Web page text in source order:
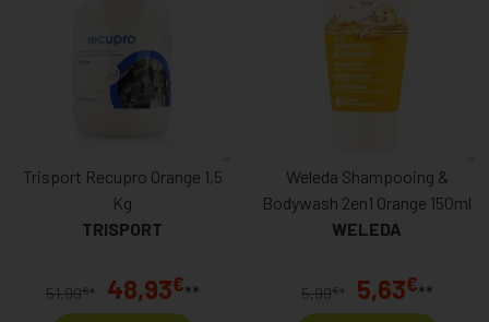
Trisport Recupro Orange 1,5
Kg
TRISPORT
51,99€ * 48,93€**
Weleda Shampooing &
Bodywash 2en1 Orange 150ml
WELEDA
5,99€ * 5,63€**